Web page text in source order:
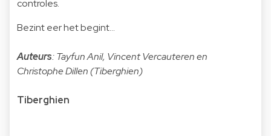
controles.
Bezint eer het begint…
Auteurs: Tayfun Anil, Vincent Vercauteren en
Christophe Dillen (Tiberghien)
Tiberghien